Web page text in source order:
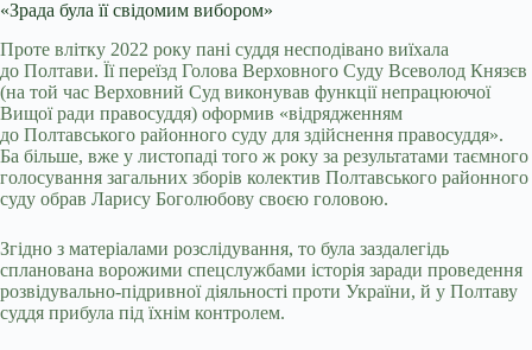
«Зрада була її свідомим вибором»
Проте влітку 2022 року пані суддя несподівано виїхала
до Полтави. Її переїзд Голова Верховного Суду Всеволод Князєв
(на той час Верховний Суд виконував функції непрацюючої
Вищої ради правосуддя) оформив «відрядженням
до Полтавського районного суду для здійснення правосуддя».
Ба більше, вже у листопаді того ж року за результатами таємного
голосування загальних зборів колектив Полтавського районного
суду обрав Ларису Боголюбову своєю головою.
Згідно з матеріалами розслідування, то була заздалегідь
спланована ворожими спецслужбами історія заради проведення
розвідувально-підривної діяльності проти України, й у Полтаву
суддя прибула під їхнім контролем.